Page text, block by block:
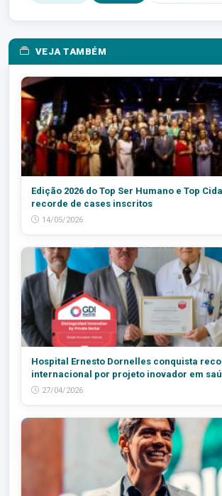
VEJA TAMBÉM
Edição 2026 do Top Ser Humano e Top
recorde de cases inscritos
14/05/2026
Hospital Ernesto Dornelles conquista
internacional por projeto inovador em
27/04/2026